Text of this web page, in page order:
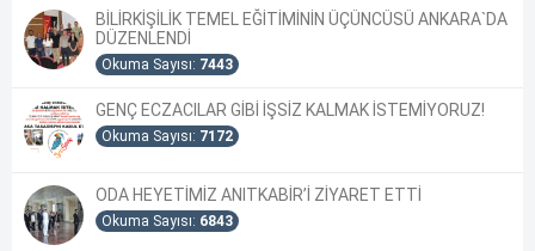
BİLİRKİŞİLİK TEMEL EĞİTİMİNİN ÜÇÜNCÜSÜ ANKARA`DA
DÜZENLENDİ
Okuma Sayısı: 7443
GENÇ ECZACILAR GİBİ İŞSİZ KALMAK İSTEMİYORUZ!
Okuma Sayısı: 7172
ODA HEYETİMİZ ANITKABİR’İ ZİYARET ETTİ
Okuma Sayısı: 6843